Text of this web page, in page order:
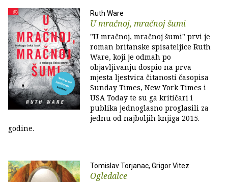
Ruth Ware
U mračnoj, mračnoj šumi
"U mračnoj, mračnoj šumi" prvi je
roman britanske spisateljice Ruth
Ware, koji je odmah po
objavljivanju dospio na prva
mjesta ljestvica čitanosti časopisa
Sunday Times, New York Times i
USA Today te su ga kritičari i
publika jednoglasno proglasili za
jednu od najboljih knjiga 2015.
godine.
Tomislav Torjanac, Grigor Vitez
Ogledalce